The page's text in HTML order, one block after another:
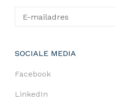
SOCIALE MEDIA
Facebook
LinkedIn